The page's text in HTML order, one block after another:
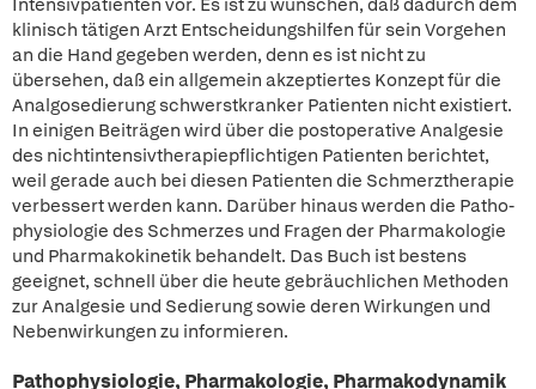
Intensivpatienten vor. Es ist zu wünschen, daß dadurch dem
klinisch tätigen Arzt Entscheidungshilfen für sein Vorgehen
an die Hand gegeben werden, denn es ist nicht zu
übersehen, daß ein allgemein akzeptiertes Konzept für die
Analgosedierung schwerstkranker Patienten nicht existiert.
In einigen Beiträgen wird über die postoperative Analgesie
des nichtintensivtherapiepflichtigen Patienten berichtet,
weil gerade auch bei diesen Patienten die Schmerztherapie
verbessert werden kann. Darüber hinaus werden die Patho-
physiologie des Schmerzes und Fragen der Pharmakologie
und Pharmakokinetik behandelt. Das Buch ist bestens
geeignet, schnell über die heute gebräuchlichen Methoden
zur Analgesie und Sedierung sowie deren Wirkungen und
Nebenwirkungen zu informieren.
Pathophysiologie, Pharmakologie, Pharmakodynamik